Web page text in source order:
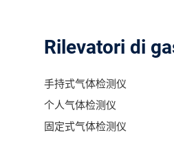
Rilevatori di
手持式气体检测仪
个人气体检测仪
固定式气体检测仪